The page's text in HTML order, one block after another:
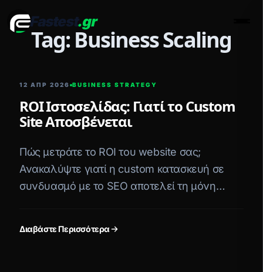
Fastest.gr
Tag: Business Scaling
12 ΑΠΡ 2026 BUSINESS STRATEGY
ROI Ιστοσελίδας: Γιατί το Custom
Site Αποσβένεται
Πώς μετράτε το ROI του website σας;
Ανακαλύψτε γιατί η custom κατασκευή σε
συνδυασμό με το SEO αποτελεί τη μόνη
Διαβάστε Περισσότερα